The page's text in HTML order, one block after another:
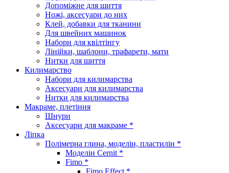
Допоміжне для шиття
Ножі, аксесуари до них
Клей, добавки для тканини
Для швейних машинок
Набори для квілтінгу
Лінійки, шаблони, трафарети, мати
Нитки для шиття
Килимарство
Набори для килимарства
Аксесуари для килимарства
Нитки для килимарства
Макраме, плетіння
Шнури
Аксесуари для макраме *
Ліпка
Полімерна глина, моделін, пластилін *
Моделін Cernit *
Fimo *
Fimo Effect *